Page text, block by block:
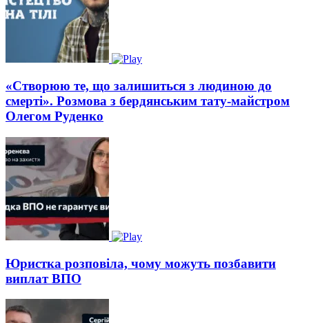
«Створюю те, що залишиться з людиною до
смерті». Розмова з бердянським тату-майстром
Олегом Руденко
Юристка розповіла, чому можуть позбавити
виплат ВПО